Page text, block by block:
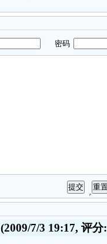
密码
(2009/7/3 19:17, 评分: